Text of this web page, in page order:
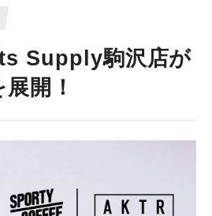
Supply駒沢店が
開！